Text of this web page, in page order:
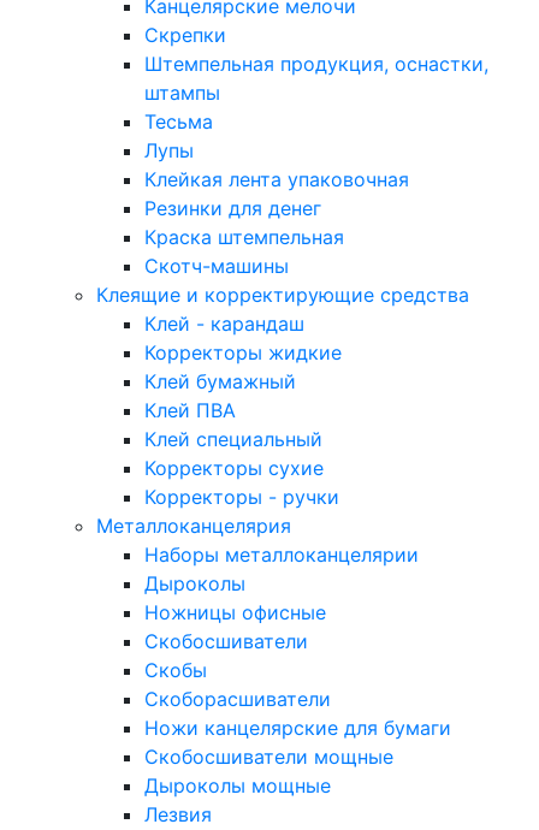
Канцелярские мелочи
Скрепки
Штемпельная продукция, оснастки,
штампы
Тесьма
Лупы
Клейкая лента упаковочная
Резинки для денег
Краска штемпельная
Скотч-машины
Клеящие и корректирующие средства
Клей - карандаш
Корректоры жидкие
Клей бумажный
Клей ПВА
Клей специальный
Корректоры сухие
Корректоры - ручки
Металлоканцелярия
Наборы металлоканцелярии
Дыроколы
Ножницы офисные
Скобосшиватели
Скобы
Скоборасшиватели
Ножи канцелярские для бумаги
Скобосшиватели мощные
Дыроколы мощные
Лезвия